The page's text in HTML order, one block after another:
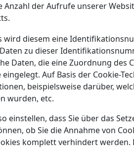
der Aufrufe unserer
wird diesem eine
zu dieser
Daten, die eine Zuordnung des
Auf Basis der Cookie-
beispielsweise darüber,
wurden, etc.
einstellen, dass Sie über das
ob Sie die Annahme von
komplett verhindert